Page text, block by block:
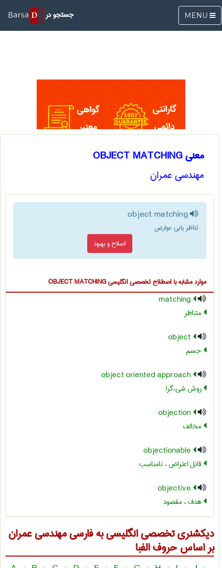
جستجو در MENU
معنی OBJECT MATCHING
مهندسی عمران
object matching
تناظر یابی عوارض
اصلاح و بهبود
موارد مشابه با اصطلاح تخصصیانگلیسی OBJECT MATCHING
متناظر
جسم
روش شیءگرا
مخالف
قابل اعتراض ، نامناسب
هدف ، مقصود
دیکشنری تخصصی انگلیسی به فارسیمهندسی عمران
بر اساس حروف الفبا